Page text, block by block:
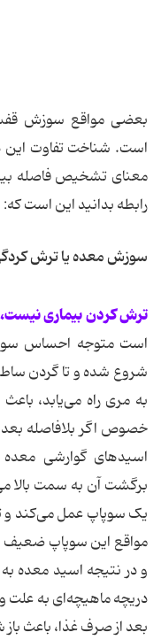
بعضی مواقع سوزش
است. شناخت تفاوت این
معنای تشخیص فاصله
رابطه بدانید این است كه:
سوزش معده یا ترش
ترش کردن بیماری
است متوجه احساس
شروع شده و تا گردن
به مری راه می‌یابد،
خصوص اگر بلافاصله بعد
اسیدهای گوارشی
برگشت آن به سمت بالا
یک سوپاپ عمل می‌کند و
مواقع این سوپاپ ضعیف
و در نتیجه اسید معده
دریچه ماهیچه‌ای به علت
بعد از صرف غذا، باعث